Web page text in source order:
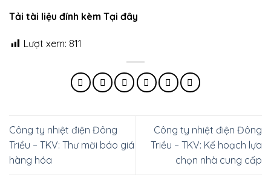
Tải tài liệu đính kèm Tại đây
Lượt xem: 811
Công ty nhiệt điện Đông
Triều – TKV: Thư mời báo giá
hàng hóa
Công ty nhiệt điện Đông
Triều – TKV: Kế hoạch lựa
chọn nhà cung cấp